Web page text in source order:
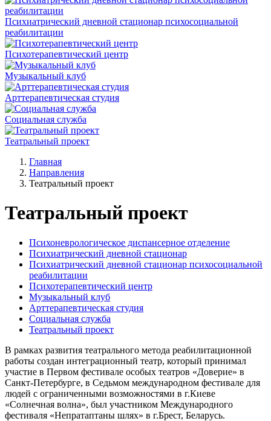
Психиатрический дневной стационар психосоциальной
реабилитации
Психотерапевтический центр
Музыкальный клуб
Арттерапевтическая студия
Социальная служба
Театральный проект
Главная
Направления
Театральный проект
Театральный проект
Психоневрологическое диспансерное отделение
Психиатрический дневной стационар
Психиатрический дневной стационар психосоциальной
реабилитации
Психотерапевтический центр
Музыкальный клуб
Арттерапевтическая студия
Социальная служба
Театральный проект
В рамках развития театрального метода реабилитационной
работы создан интеграционный театр, который принимал
участие в Первом фестивале особых театров «Доверие» в
Санкт-Петербурге, в Седьмом международном фестивале для
людей с ограниченными возможностями в г.Киеве
«Солнечная волна», был участником Международного
фестиваля «Непратаптаны шлях» в г.Брест, Беларусь.